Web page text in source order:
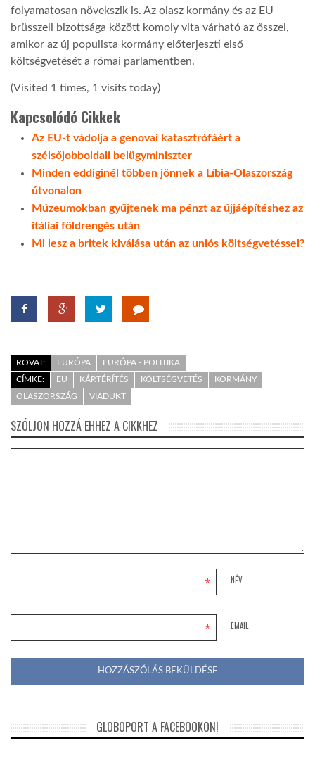
folyamatosan növekszik is. Az olasz kormány és az EU
brüsszeli bizottsága között komoly vita várható az ősszel,
amikor az új populista kormány előterjeszti első
költségvetését a római parlamentben.
(Visited 1 times, 1 visits today)
Kapcsolódó Cikkek
Az EU-t vádolja a genovai katasztrófáért a
szélsőjobboldali belügyminiszter
Minden eddiginél többen jönnek a Líbia-Olaszország
útvonalon
Múzeumokban gyűjtenek ma pénzt az újjáépítéshez az
itáliai földrengés után
Mi lesz a britek kiválása után az uniós költségvetéssel?
ROVAT: EURÓPA
EURÓPA - POLITIKA
CÍMKE:
EU KÁRTÉRÍTÉS KÖLTSÉGVETÉS
KORMÁNY
OLASZORSZÁG
VIADUKT
SZÓLJON HOZZÁ EHHEZ A CIKKHEZ
NÉV
*
EMAIL
*
GLOBOPORT A FACEBOOKON!